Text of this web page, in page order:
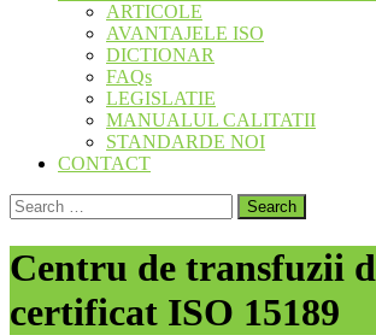
ARTICOLE
AVANTAJELE ISO
DICTIONAR
FAQs
LEGISLATIE
MANUALUL CALITATII
STANDARDE NOI
CONTACT
Search
for:
Centru de transfuzii
certificat ISO 15189